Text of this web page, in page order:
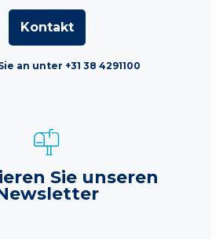
Kontakt
an unter +31 38 4291100
Sie unseren